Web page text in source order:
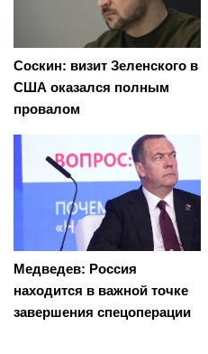
Соскин: визит Зеленского в
США оказался полным
провалом
Медведев: Россия
находится в важной точке
завершения спецоперации